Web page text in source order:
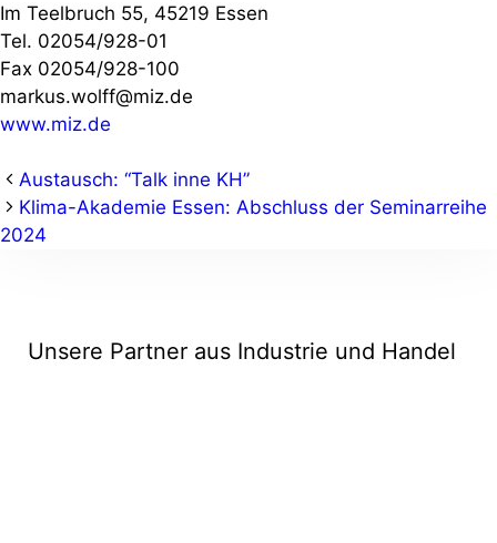
Im Teelbruch 55, 45219 Essen
Tel. 02054/928-01
Fax 02054/928-100
markus.wolff@miz.de
www.miz.de
Austausch: “Talk inne KH”
Klima-Akademie Essen: Abschluss der Seminarreihe
2024
Unsere Partner aus Industrie und Handel